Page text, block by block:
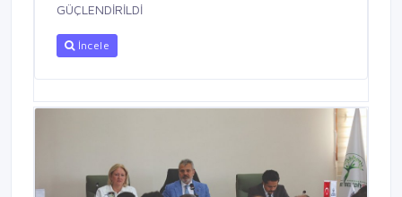
GÜÇLENDİRİLDİ
İncele